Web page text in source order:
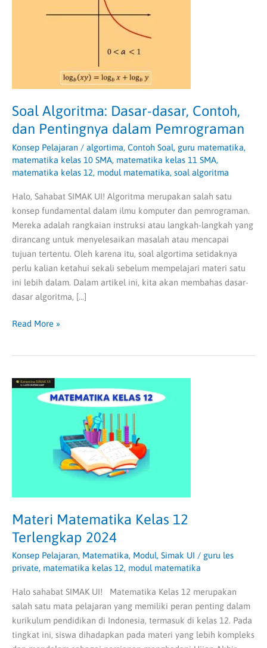
Soal Algoritma: Dasar-dasar, Contoh,
dan Pentingnya dalam Pemrograman
Konsep Pelajaran / algortima, Contoh Soal, guru matematika,
matematika kelas 10 SMA, matematika kelas 11 SMA,
matematika kelas 12, modul matematika, soal algoritma
Halo, Sahabat SIMAK UI! Algoritma merupakan salah satu
konsep fundamental dalam ilmu komputer dan pemrograman.
Mereka adalah rangkaian instruksi atau langkah-langkah yang
dirancang untuk menyelesaikan masalah atau mencapai
tujuan tertentu. Oleh karena itu, soal algortima setidaknya
perlu kalian ketahui sekali sebelum mempelajari materi satu
ini lebih dalam. Dalam artikel ini, kita akan membahas dasar-
dasar algoritma, […]
Read More »
Materi Matematika Kelas 12
Terlengkap 2024
Konsep Pelajaran, Matematika, Modul, Simak UI / guru les
private, matematika kelas 12, modul matematika
Halo sahabat SIMAK UI! Matematika Kelas 12 merupakan
salah satu mata pelajaran yang memiliki peran penting dalam
kurikulum pendidikan di Indonesia, termasuk di kelas 12. Pada
tingkat ini, siswa dihadapkan pada materi yang lebih kompleks
Materi
Matematika